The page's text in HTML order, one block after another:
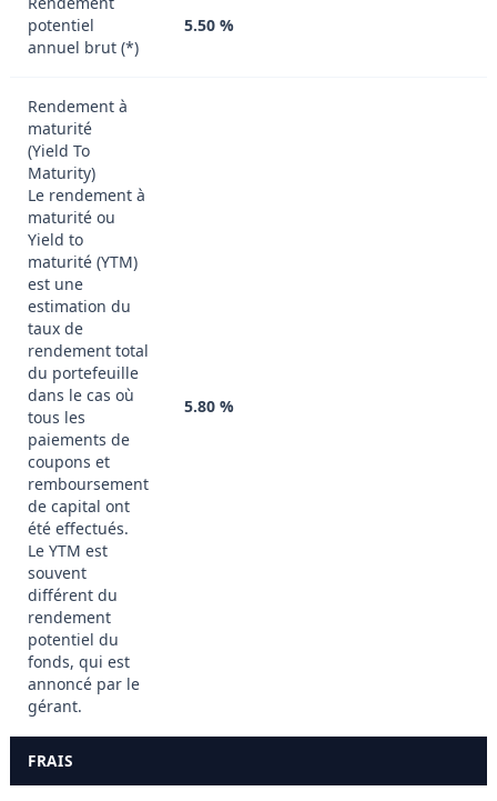
potentiel
annuel brut (*)
5.50 %
Rendement à
maturité
(Yield To
Maturity)
Le rendement à
maturité ou
Yield to
maturité (YTM)
est une
estimation du
taux de
rendement total
du portefeuille
dans le cas où
tous les
paiements de
coupons et
remboursement
de capital ont
été effectués.
Le YTM est
souvent
différent du
rendement
potentiel du
fonds, qui est
annoncé par le
gérant.
5.80 %
FRAIS